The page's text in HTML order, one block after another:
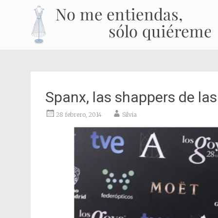
Spanx, las shappers de
28 febrero, 2014 Silvia